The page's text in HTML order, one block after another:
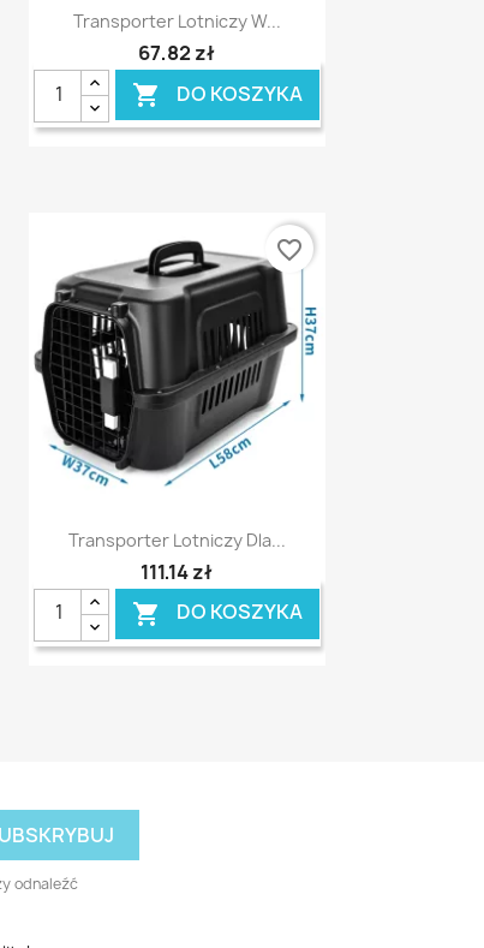
Szybki podgląd
Transporter Lotniczy W...
67,82 zł
 DO KOSZYKA
Szybki podgląd
Transporter Lotniczy Dla...
111,14 zł
 DO KOSZYKA
favorite_border
odnaleźć